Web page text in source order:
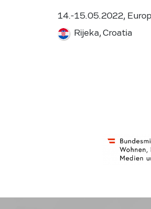
14.-15.05.2022,
Rijeka, Croatia